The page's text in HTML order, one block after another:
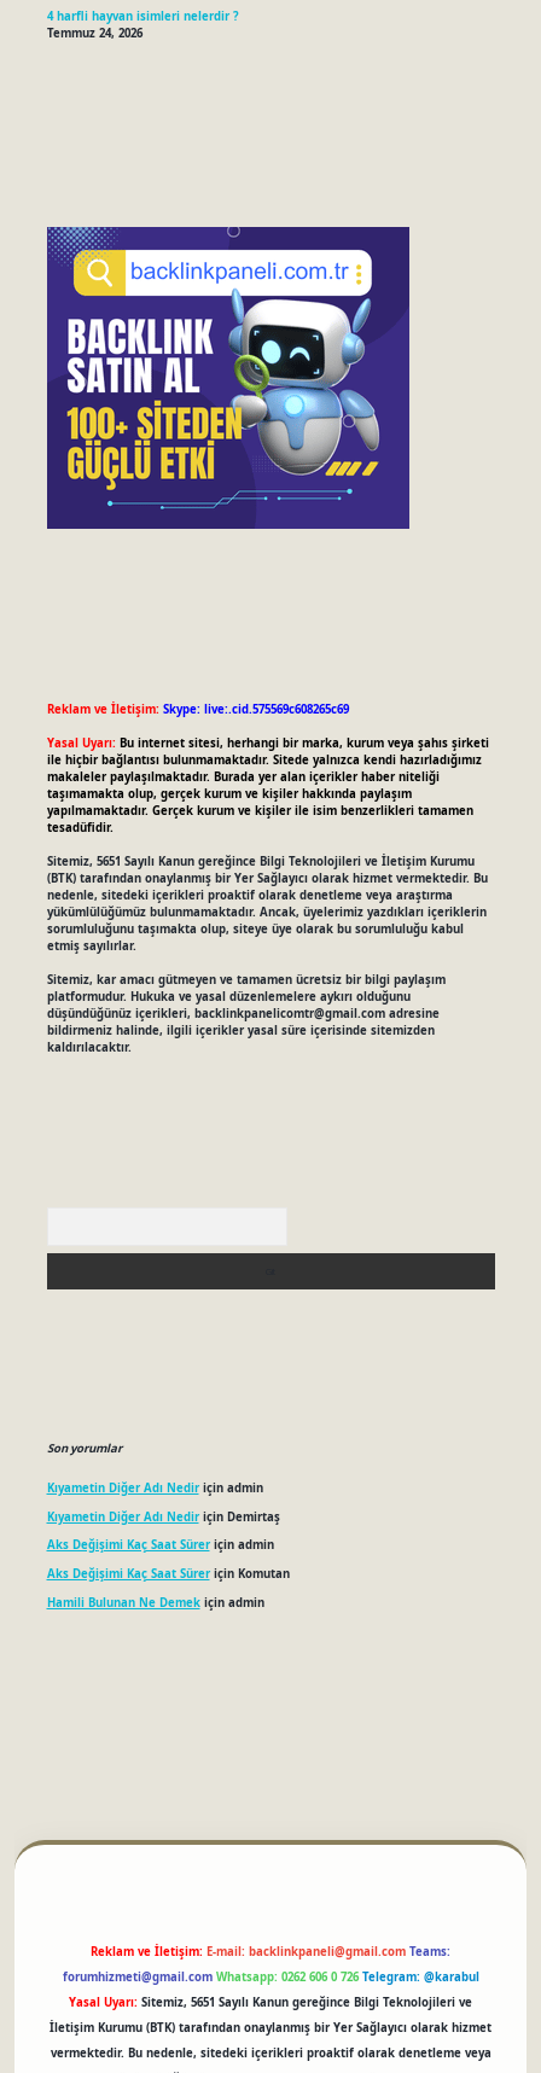
4 harfli hayvan isimleri nelerdir ?
Temmuz 24, 2026
Reklam ve İletişim: Skype: live:.cid.575569c608265c69
Yasal Uyarı: Bu internet sitesi, herhangi bir marka, kurum veya şahıs şirketi
ile hiçbir bağlantısı bulunmamaktadır. Sitede yalnızca kendi hazırladığımız
makaleler paylaşılmaktadır. Burada yer alan içerikler haber niteliği
taşımamakta olup, gerçek kurum ve kişiler hakkında paylaşım
yapılmamaktadır. Gerçek kurum ve kişiler ile isim benzerlikleri tamamen
tesadüfidir.
Sitemiz, 5651 Sayılı Kanun gereğince Bilgi Teknolojileri ve İletişim Kurumu
(BTK) tarafından onaylanmış bir Yer Sağlayıcı olarak hizmet vermektedir. Bu
nedenle, sitedeki içerikleri proaktif olarak denetleme veya araştırma
yükümlülüğümüz bulunmamaktadır. Ancak, üyelerimiz yazdıkları içeriklerin
sorumluluğunu taşımakta olup, siteye üye olarak bu sorumluluğu kabul
etmiş sayılırlar.
Sitemiz, kar amacı gütmeyen ve tamamen ücretsiz bir bilgi paylaşım
platformudur. Hukuka ve yasal düzenlemelere aykırı olduğunu
düşündüğünüz içerikleri, backlinkpanelicomtr@gmail.comadresine
bildirmeniz halinde, ilgili içerikler yasal süre içerisinde sitemizden
kaldırılacaktır.
Son yorumlar
Kıyametin Diğer Adı Nediriçin admin
Kıyametin Diğer Adı Nediriçin Demirtaş
Aks Değişimi Kaç Saat Süreriçin admin
Aks Değişimi Kaç Saat Süreriçin Komutan
Hamili Bulunan Ne Demekiçin admin
Reklam ve İletişim: E-mail: backlinkpaneli@gmail.com Teams:
forumhizmeti@gmail.com Whatsapp: 0262 606 0 726 Telegram: @karabul
Yasal Uyarı: Sitemiz, 5651 Sayılı Kanun gereğince Bilgi Teknolojileri ve
İletişim Kurumu (BTK) tarafından onaylanmış bir Yer Sağlayıcı olarak hizmet
vermektedir. Bu nedenle, sitedeki içerikleri proaktif olarak denetleme veya